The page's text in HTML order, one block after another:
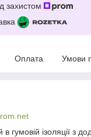
захистом
Оплата Умови
гумовій ізоляції з